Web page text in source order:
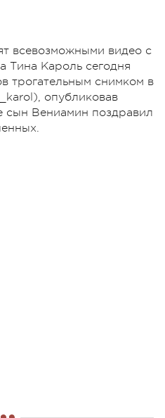
всевозможными видео с
Тина Кароль сегодня
трогательным снимком в
опубликовав
сын Вениамин поздравил